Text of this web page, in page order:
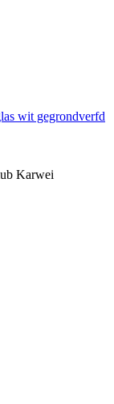
wit gegrondverfd
Karwei